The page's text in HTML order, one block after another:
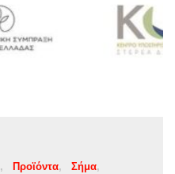
Προϊόντα
Σήμα